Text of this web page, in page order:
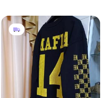
mafia